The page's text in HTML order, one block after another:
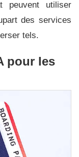
peuvent utiliser
des services
tels.
pour les